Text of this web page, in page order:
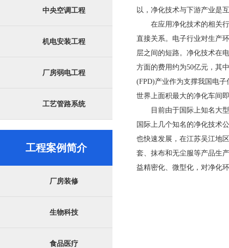
中央空调工程
机电安装工程
厂房弱电工程
工艺管路系统
工程案例简介
厂房装修
生物科技
食品医疗
以，净化技术与下游产业是
在应用净化技术的相关行
直接关系。电子行业对生产
层之间的短路。净化技术在
方面的费用约为50亿元，其
(FPD)产业作为支撑我国电
世界上面积最大的净化车间
目前由于国际上知名大型
国际上几个知名的净化技术
也快速发展，在江苏吴江地
套、抹布和无尘服等产品生
益精密化、微型化，对净化